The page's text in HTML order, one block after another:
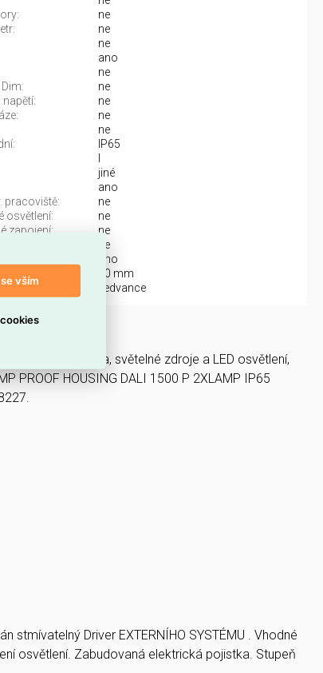
ne
ne
ne
ano
ne
ne
ne
ne
ne
IP65
jiné
ano
pracoviště:
ne
osvětlení:
ne
zapojení:
ne
ne
ano
70 mm
Ledvance
svítidlo, Svítidla, světelné zdroje a LED osvětlení,
PROOF HOUSING DALI 1500 P 2XLAMP IP65
stmívatelný Driver EXTERNÍHO SYSTÉMU . Vhodné
osvětlení. Zabudovaná elektrická pojistka. Stupeň
vším